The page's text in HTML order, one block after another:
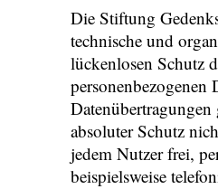
Die Stiftung
technische und
lückenlosen Schutz
personenbezogenen
absoluter Schutz
jedem Nutzer frei,
beispielsweise